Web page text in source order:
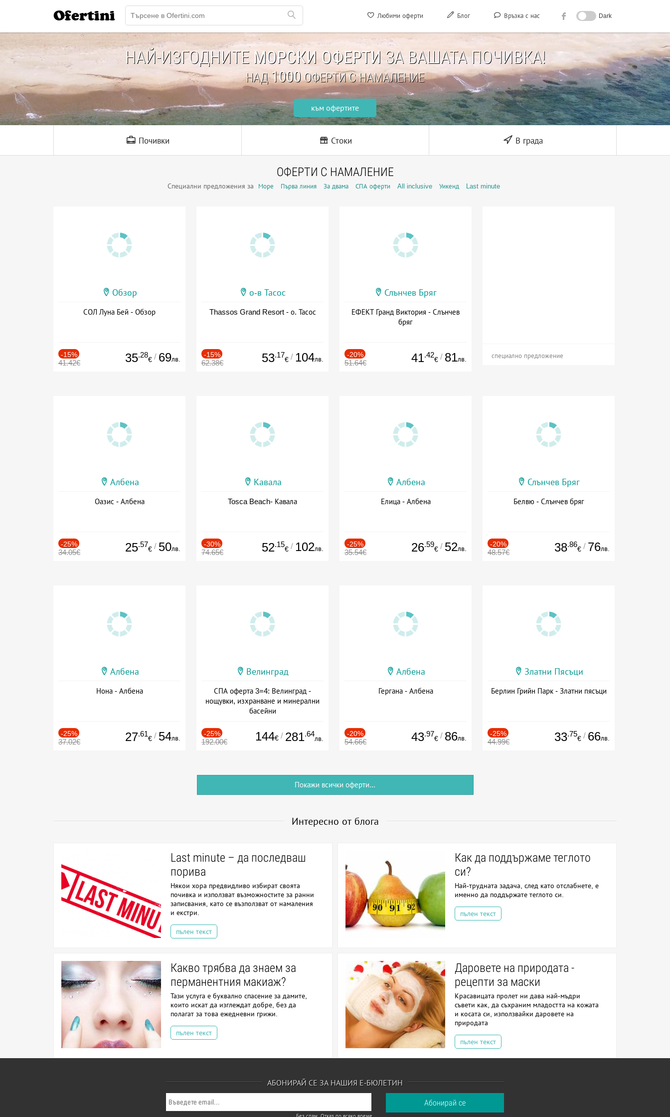
Любими оферти Блог Връзка с нас Dark
Ofertini
НАЙ-ИЗГОДНИТЕ МОРСКИ ОФЕРТИ ЗА ВАШАТА ПОЧИВКА!
НАД1000ОФЕРТИ С НАМАЛЕНИЕ
към офертите
Почивки Стоки В града
ОФЕРТИ С НАМАЛЕНИЕ
Специални предложения за Море Първа линия За двама СПА оферти All inclusive Уикенд Last minute
Обзор
СОЛ Луна Бей - Обзор
-15%
41.42€ 35.28
€ / 69лв.
о-в Тасос
Thassos Grand Resort - о. Тасос
-15%
62.38€ 53.17
€ / 104лв.
Слънчев Бряг
ЕФЕКТ Гранд Виктория - Слънчев
бряг
-20%
51.64€ 41.42
€ / 81лв. специално предложение
Албена
Оазис - Албена
-25%
34.05€ 25.57
€ / 50лв.
Кавала
Tosca Beach- Кавала
-30%
74.65€ 52.15
€ / 102лв.
Албена
Елица - Албена
-25%
35.54€ 26.59
€ / 52лв.
Слънчев Бряг
Белвю - Слънчев бряг
-20%
48.57€ 38.86
€ / 76лв.
Албена
Нона - Албена
-25%
37.02€ 27.61
€ / 54лв.
Велинград
СПА оферта 3=4: Велинград -
нощувки, изхранване и минерални
басейни
-25%
192.00€ 144€ / 281.64
лв.
Албена
Гергана - Албена
-20%
54.66€ 43.97
€ / 86лв.
Златни Пясъци
Берлин Грийн Парк - Златни пясъци
-25%
44.99€ 33.75
€ / 66лв.
Покажи всички оферти...
Интересно от блога
Last minute – да последваш
порива
Някои хора предвидливо избират своята
почивка и използват възможностите за ранни
записвания, като се възползват от намаления
и екстри.
пълен текст
Как да поддържаме теглото
си?
Най-трудната задача, след като отслабнете, е
именно да поддържате теглото си.
пълен текст
Какво трябва да знаем за
перманентния макиаж?
Тази услуга е буквално спасение за дамите,
които искат да изглеждат добре, без да
полагат за това ежедневни грижи.
пълен текст
Даровете на природата -
рецепти за маски
Красавицата пролет ни дава най-мъдри
съвети как, да съхраним младостта на кожата
и косата си, използвайки даровете на
природата
пълен текст
АБОНИРАЙ СЕ ЗА НАШИЯ Е-БЮЛЕТИН